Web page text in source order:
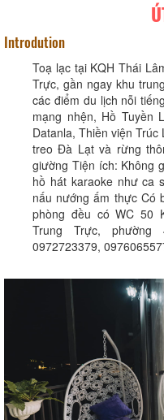
Introdution
Toạ lạc tại KQH Thái
Trực, gần ngay khu
các điểm du lịch nỗi
mạng nhện, Hồ Tuyền
Datanla, Thiền viện
treo Đà Lạt và rừng
giường Tiện ích: Không
hồ hát karaoke như ca
nấu nướng ấm thực Có
phòng đều có WC 50
Trung Trực,
0972723379,